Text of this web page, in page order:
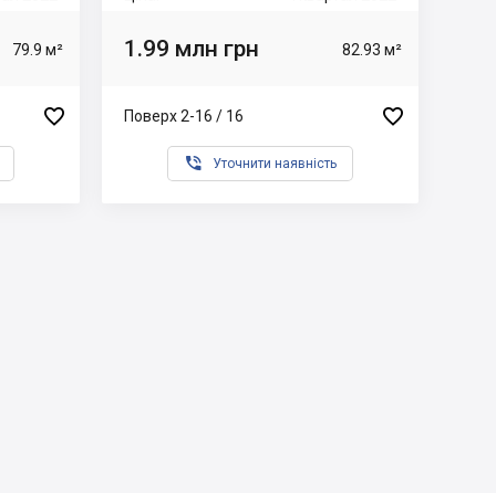
79.9 м²

1.99 млн грн 82.93 м²
Поверх 2-16 / 16 
 Уточнити наявність